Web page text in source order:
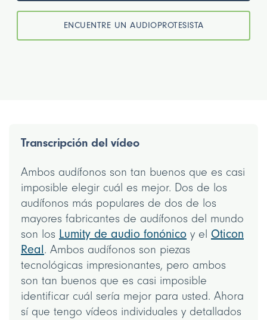
ENCUENTRE UN AUDIOPROTESISTA
Transcripción del vídeo
Ambos audífonos son tan buenos que es casi
imposible elegir cuál es mejor. Dos de los
audífonos más populares de dos de los
mayores fabricantes de audífonos del mundo
son los Lumity de audio fonónico y el Oticon
Real . Ambos audífonos son piezas
tecnológicas impresionantes, pero ambos
son tan buenos que es casi imposible
identificar cuál sería mejor para usted. Ahora
sí que tengo vídeos individuales y detallados